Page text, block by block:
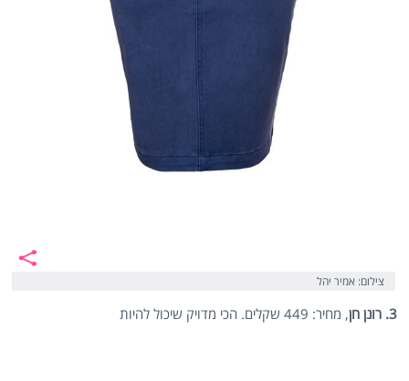
צילום: אמיר יהל
3. רונן חן , מחיר: 449 שקלים. הכי מדויק שיכול להיות